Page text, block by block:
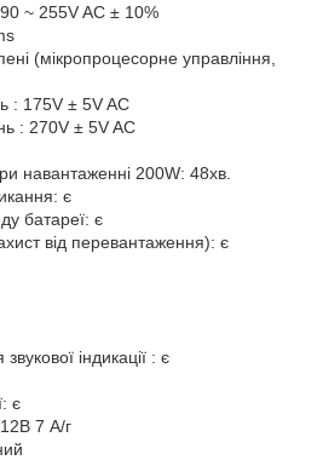
~ 255V AC ± 10%
(мікропроцесорне управління,
: 175V ± 5V AC
: 270V ± 5V AC
навантаженні 200W: 48хв.
є
батареї: є
від перевантаження): є
індикації : є
є
7 А/г